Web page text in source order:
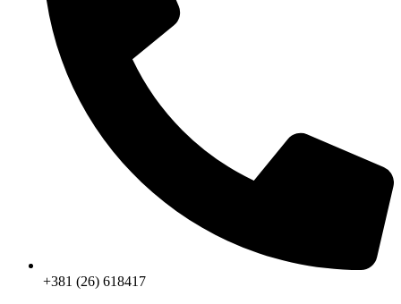
+381 (26) 618417